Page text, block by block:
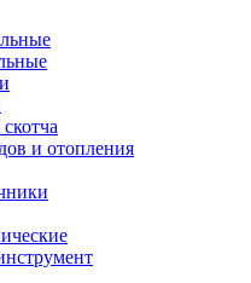
и отопления